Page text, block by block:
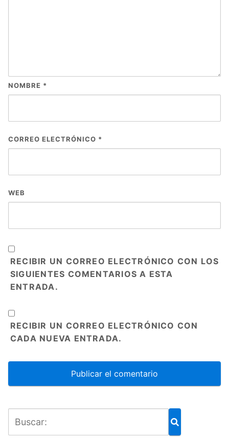
NOMBRE *
CORREO ELECTRÓNICO *
WEB
RECIBIR UN CORREO ELECTRÓNICO CON LOS
SIGUIENTES COMENTARIOS A ESTA
ENTRADA.
RECIBIR UN CORREO ELECTRÓNICO CON
CADA NUEVA ENTRADA.